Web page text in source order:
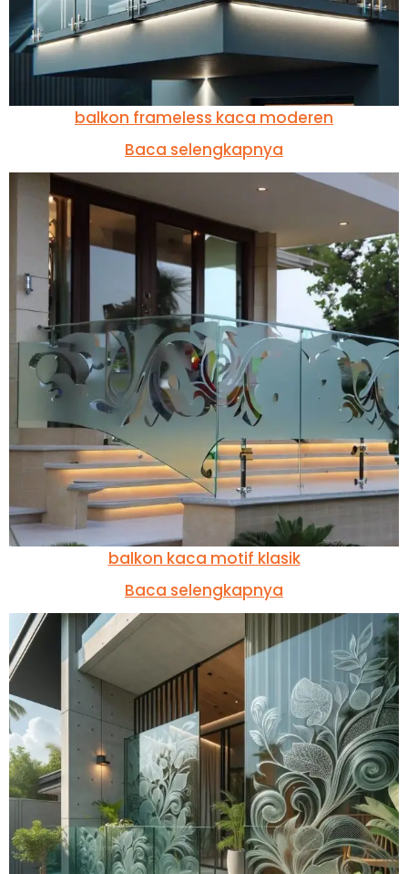
balkon frameless kaca moderen
Baca selengkapnya
balkon kaca motif klasik
Baca selengkapnya